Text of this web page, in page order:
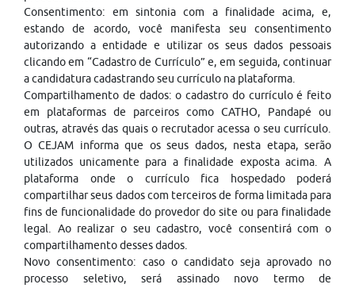
Consentimento: em sintonia com a finalidade acima, e,
estando de acordo, você manifesta seu consentimento
autorizando a entidade e utilizar os seus dados pessoais
clicando em “Cadastro de Currículo” e, em seguida, continuar
a candidatura cadastrando seu currículo na plataforma.
Compartilhamento de dados: o cadastro do currículo é feito
em plataformas de parceiros como CATHO, Pandapé ou
outras, através das quais o recrutador acessa o seu currículo.
O CEJAM informa que os seus dados, nesta etapa, serão
utilizados unicamente para a finalidade exposta acima. A
plataforma onde o currículo fica hospedado poderá
compartilhar seus dados com terceiros de forma limitada para
fins de funcionalidade do provedor do site ou para finalidade
legal. Ao realizar o seu cadastro, você consentirá com o
compartilhamento desses dados.
Novo consentimento: caso o candidato seja aprovado no
processo seletivo, será assinado novo termo de